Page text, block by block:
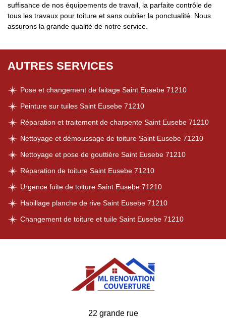
suffisance de nos équipements de travail, la parfaite contrôle de
tous les travaux pour toiture et sans oublier la ponctualité. Nous
assurons la grande qualité de notre service.
AUTRES SERVICES
Pose et changement de faitage Saint Eusebe 71210
Peinture sur tuiles Saint Eusebe 71210
Réparation et traitement de charpente Saint Eusebe 71210
Nettoyage et démoussage de toiture Saint Eusebe 71210
Nettoyage et pose de gouttière Saint Eusebe 71210
Réparation de toiture Saint Eusebe 71210
Urgence fuite de toiture Saint Eusebe 71210
Habillage planche de rive Saint Eusebe 71210
Changement de toiture et tuile Saint Eusebe 71210
22 grande rue